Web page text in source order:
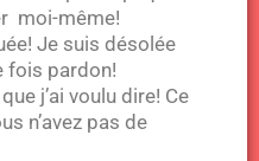
moi-même!
Je suis désolée
fois pardon!
j’ai voulu dire! Ce
n’avez pas de